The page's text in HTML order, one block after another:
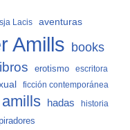
Lacis aventuras
Amills books
erotismo escritora
ficción contemporánea
hadas historia